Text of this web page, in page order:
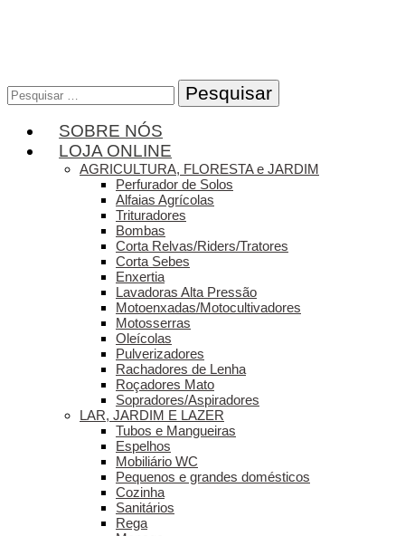
Pesquisar
por:
SOBRE NÓS
LOJA ONLINE
AGRICULTURA, FLORESTA e JARDIM
Perfurador de Solos
Alfaias Agrícolas
Trituradores
Bombas
Corta Relvas/Riders/Tratores
Corta Sebes
Enxertia
Lavadoras Alta Pressão
Motoenxadas/Motocultivadores
Motosserras
Oleícolas
Pulverizadores
Rachadores de Lenha
Roçadores Mato
Sopradores/Aspiradores
LAR, JARDIM E LAZER
Tubos e Mangueiras
Espelhos
Mobiliário WC
Pequenos e grandes domésticos
Cozinha
Sanitários
Rega